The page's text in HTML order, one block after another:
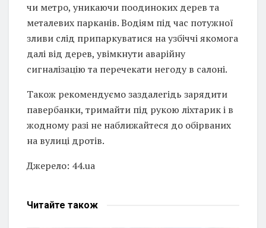
чи метро, уникаючи поодиноких дерев та
металевих парканів. Водіям під час потужної
зливи слід припаркуватися на узбіччі якомога
далі від дерев, увімкнути аварійну
сигналізацію та перечекати негоду в салоні.
Також рекомендуємо заздалегідь зарядити
павербанки, тримайти під рукою ліхтарик і в
жодному разі не наближайтеся до обірваних
на вулиці дротів.
Джерело: 44.ua
Читайте також